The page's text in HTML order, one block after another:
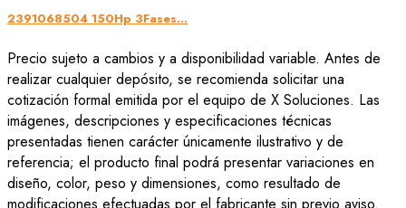
2391068504 150Hp 3Fases...
Precio sujeto a cambios y a disponibilidad variable. Antes de
realizar cualquier depósito, se recomienda solicitar una
cotización formal emitida por el equipo de X Soluciones. Las
imágenes, descripciones y especificaciones técnicas
presentadas tienen carácter únicamente ilustrativo y de
referencia; el producto final podrá presentar variaciones en
diseño, color, peso y dimensiones, como resultado de
modificaciones efectuadas por el fabricante sin previo aviso.